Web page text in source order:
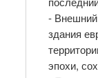
- Внешний
здания
эпохи,